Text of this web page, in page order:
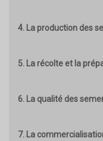
4. La production des
5. La récolte et la
6. La qualité des
7. La